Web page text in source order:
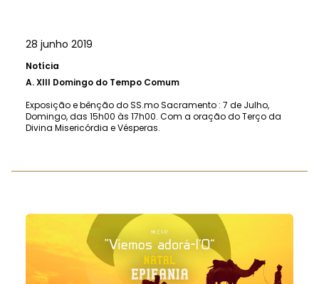
28 junho 2019
Notícia
A.XIII Domingo do Tempo Comum
Exposição e bênção do SS.mo Sacramento : 7 de Julho,
Domingo, das 15h00 às 17h00. Com a oração do Terço da
Divina Misericórdia e Vésperas.